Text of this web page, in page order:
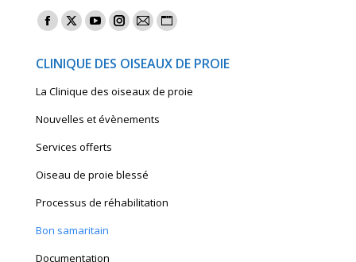
Find us on:
Facebook
opens
in
X
opens
in
new
YouTube
opens
in
new
Instagram
opens
in
Mail
opens
in
Website
opens
in
CLINIQUE DES OISEAUX DE PROIE
La Clinique des oiseaux de proie
Nouvelles et évènements
Services offerts
Oiseau de proie blessé
Processus de réhabilitation
Bon samaritain
Documentation